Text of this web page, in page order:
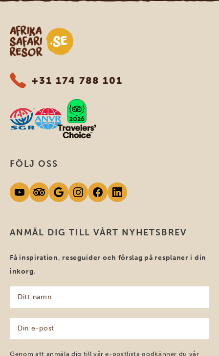
Safari-resor i Afrika
+31 174 788 101
ANMÄL DIG TILL VÅRT NYHETSBREV
Få inspiration, reseguider och förslag på resplaner i din
inkorg.
namn
(Obligatoriskt)
post
(Obligatoriskt)
Genom att anmäla dig till vår e-postlista godkänner du vår
FÖLJ OSS